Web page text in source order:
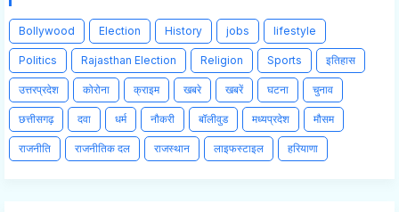
Bollywood Election History jobs lifestyle
Politics Rajasthan Election Religion Sports इतिहास
उत्तरप्रदेश कोरोना क्राइम खबरे खबरें घटना चुनाव
छत्तीसगढ़ दवा धर्म नौकरी बॉलीवुड मध्यप्रदेश मौसम
राजनीति राजनीतिक दल राजस्थान लाइफस्टाइल हरियाणा